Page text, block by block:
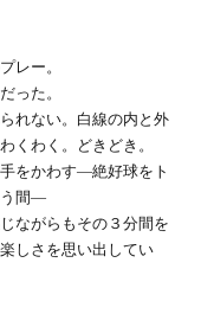
レー。
った。
れない。白線の内と外
くわく。どきどき。
をかわす―絶好球をト
う間―
ながらもその３分間を
しさを思い出してい